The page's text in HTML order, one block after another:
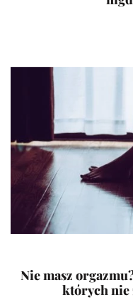
Nie masz
których nie